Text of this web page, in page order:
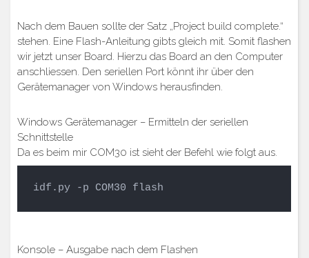
Nach dem Bauen sollte der Satz „Project build complete.“
stehen. Eine Flash-Anleitung gibts gleich mit. Somit flashen
wir jetzt unser Board. Hierzu das Board an den Computer
anschliessen. Den seriellen Port könnt ihr über den
Gerätemanager von Windows herausfinden.
Windows Gerätemanager – Ermitteln der seriellen
Schnittstelle
Da es beim mir COM30 ist sieht der Befehl wie folgt aus.
idf.py -p COM30 flash
Konsole – Ausgabe nach dem Flashen